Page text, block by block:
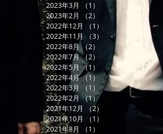
2023年3月
（1）
1件の記事
2023年2月
（2）
2件の記事
2022年12月
（1）
2022年11月
（3）
3件の記事
2022年8月 （2）
2件の記事
2022年7月 （2）
2件の記事
2022年5月 （1）
1件の記事
2022年4月 （1）1件の記事
2022年3月
（1） 1件の記事
2022年2月 （1）1件の記事
2021年12月
（2）
2021年10月
（1）
2021年8月
（1）